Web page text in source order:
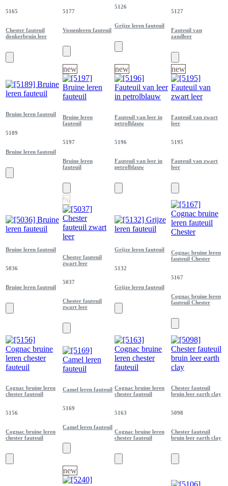
5165
Chester fauteuil
donkerbruin leer
5177
Vossenleren fauteuil
5126
Grijze leren fauteuil
5127
Fauteuil van
zandleer
Bruine leren fauteuil
5189
Bruine leren fauteuil
new
Bruine leren
fauteuil
5197
Bruine leren
fauteuil
new
Fauteuil van leer in
petrolblauw
5196
Fauteuil van leer in
petrolblauw
new
Fauteuil van zwart
leer
5195
Fauteuil van zwart
leer
Bruine leren fauteuil
5036
Bruine leren fauteuil
%
Chester fauteuil
zwart leer
5037
Chester fauteuil
zwart leer
Grijze leren fauteuil
5132
Grijze leren fauteuil
Cognac bruine leren
fauteuil Chester
5167
Cognac bruine leren
fauteuil Chester
Cognac bruine leren
chester fauteuil
5156
Cognac bruine leren
chester fauteuil
Camel leren fauteuil
5169
Camel leren fauteuil
Cognac bruine leren
chester fauteuil
5163
Cognac bruine leren
chester fauteuil
Chester fauteuil
bruin leer earth clay
5098
Chester fauteuil
bruin leer earth clay
new